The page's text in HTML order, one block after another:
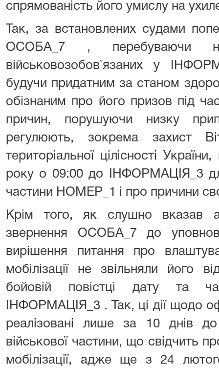
спрямованість його умислу на
Так, за встановлених судами
ОСОБА_7 , перебуваючи на
військовозобов`язаних у
будучи придатним за станом
обізнаним про його призов під
причин, порушуючи низку
регулюють, зокрема захист
територіальної цілісності
року о 09:00 до ІНФОРМАЦІЯ_3
частини НОМЕР_1 і про причини
Крім того, як слушно вказав
звернення ОСОБА_7 до
вирішення питання про
мобілізації не звільняли його
бойовій повістці дату та
ІНФОРМАЦІЯ_3 . Так, ці дії щодо
реалізовані лише за 10 днів
військової частини, що свідчить
мобілізації, адже ще з 24